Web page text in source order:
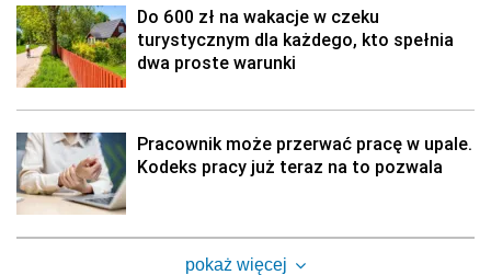
Do 600 zł na wakacje w czeku
turystycznym dla każdego, kto spełnia
dwa proste warunki
Pracownik może przerwać pracę w upale.
Kodeks pracy już teraz na to pozwala
pokaż więcej